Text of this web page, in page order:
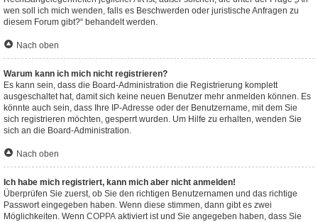
wen soll ich mich wenden, falls es Beschwerden oder juristische Anfragen zu
diesem Forum gibt?“ behandelt werden.
Nach oben
Warum kann ich mich nicht registrieren?
Es kann sein, dass die Board-Administration die Registrierung komplett
ausgeschaltet hat, damit sich keine neuen Benutzer mehr anmelden können. Es
könnte auch sein, dass Ihre IP-Adresse oder der Benutzername, mit dem Sie
sich registrieren möchten, gesperrt wurden. Um Hilfe zu erhalten, wenden Sie
sich an die Board-Administration.
Nach oben
Ich habe mich registriert, kann mich aber nicht anmelden!
Überprüfen Sie zuerst, ob Sie den richtigen Benutzernamen und das richtige
Passwort eingegeben haben. Wenn diese stimmen, dann gibt es zwei
Möglichkeiten. Wenn COPPA aktiviert ist und Sie angegeben haben, dass Sie